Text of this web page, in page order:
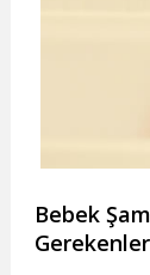
Bebek
Gerekenler